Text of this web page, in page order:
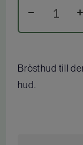
Brösthud till
hud.